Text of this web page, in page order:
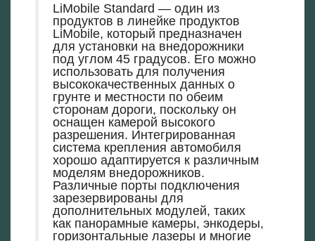
LiMobile Standard — один из
продуктов в линейке продуктов
LiMobile, который предназначен
для установки на внедорожники
под углом 45 градусов. Его можно
использовать для получения
высококачественных данных о
грунте и местности по обеим
сторонам дороги, поскольку он
оснащен камерой высокого
разрешения. Интегрированная
система крепления автомобиля
хорошо адаптируется к различным
моделям внедорожников.
Различные порты подключения
зарезервированы для
дополнительных модулей, таких
как панорамные камеры, энкодеры,
горизонтальные лазеры и многие